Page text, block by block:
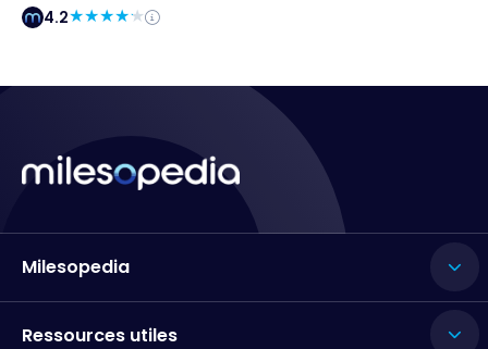
4.2
Milesopedia
Ressources utiles